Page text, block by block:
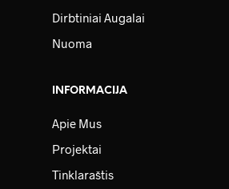
Dirbtiniai Augalai
Nuoma
INFORMACIJA
Apie Mus
Projektai
Tinklaraštis